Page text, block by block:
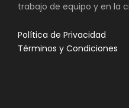
trabajo de equipo y en la
Política de Privacidad
Términos y Condiciones